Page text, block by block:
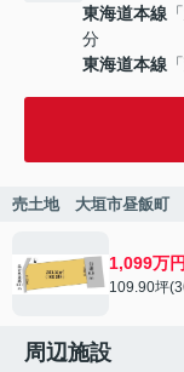
東海道本線 「
分
東海道本線 「
売土地 大垣市昼飯町
1,099万円
109.90坪
周辺施設